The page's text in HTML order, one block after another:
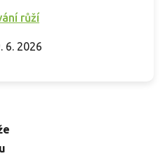
růží
6. 2026